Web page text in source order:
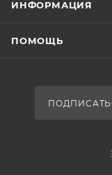
ИНФОРМАЦИЯ
ПОМОЩЬ